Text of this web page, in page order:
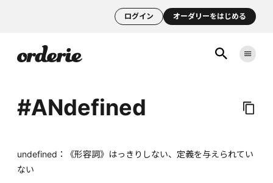
ログイン オーダリーをはじめる
#ANdefined
undefined：《形容詞》はっきりしない、定義を与えられてい
ない